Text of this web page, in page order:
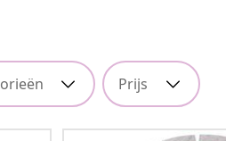
Prijs